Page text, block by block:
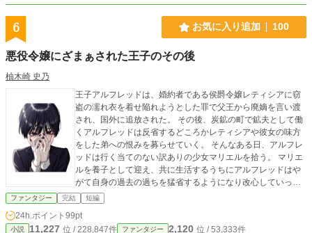
6 お気に入り追加 100
悪役令嬢にざまぁされた王子のその後
柚木崎 史乃
王子アルフレッドは、婚約者である侯爵令嬢レティシアに窃
盗の濡れ衣を着せ陥れようとした罪で父王から廃嫡を言い渡
され、国外に追放された。 その後、炭鉱の町で鉱夫として働
くアルフレッドは反省するどころかレティシアや彼女の味方
をした弟への恨みを募らせていく。 そんなある日、アルフレ
ッドは行く当てのない訳ありの少女マリエルを拾う。 マリエ
ルを養子として迎え、共に生活するうちにアルフレッドはや
がて自身の過去の過ちを猛省するようになり改心していっ
た。 人生がいい方向に変わったように見えたが……平穏な生
活は長く続かず、事態は思わぬ方向へ動き出したのだった。
ファンタジー 完結 短編
24h.ポイント 99pt
小説 11,227 位 / 228,847件 ファンタジー 2,120 位 / 53,333件